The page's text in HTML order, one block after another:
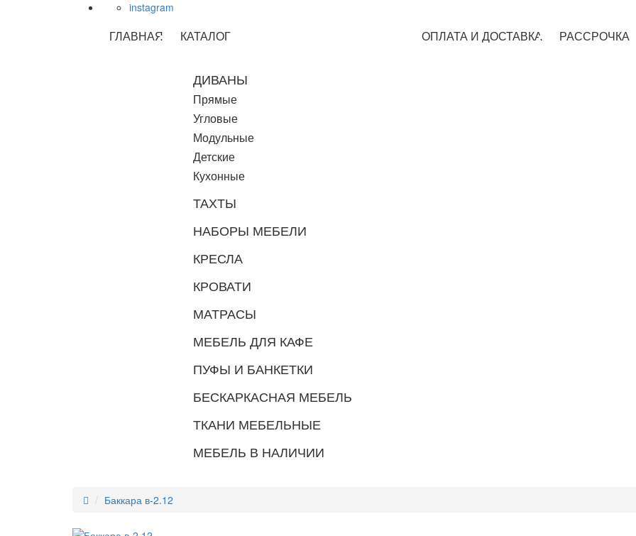
instagram
ГЛАВНАЯ КАТАЛОГ
ДИВАНЫ
Прямые
Угловые
Модульные
Детские
Кухонные
ТАХТЫ
НАБОРЫ МЕБЕЛИ
КРЕСЛА
КРОВАТИ
МАТРАСЫ
МЕБЕЛЬ ДЛЯ КАФЕ
ПУФЫ И БАНКЕТКИ
БЕСКАРКАСНАЯ МЕБЕЛЬ
ТКАНИ МЕБЕЛЬНЫЕ
МЕБЕЛЬ В НАЛИЧИИ
ОПЛАТА И ДОСТАВКА РАССРОЧКА
Баккара в-2.12